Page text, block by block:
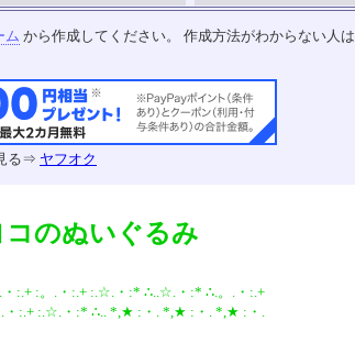
ム から作成してください。 作成方法がわからない人は
る⇒ ヤフオク
のぬいぐるみ
:.+ :。.・:.+ :.☆.・:* ∴..☆.・:* ∴.。.・:.+
:.+ :.☆.・:* ∴.. *,★ :・. *,★ :・. *,★ :・.